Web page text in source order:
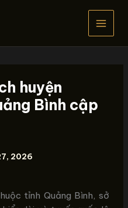
huyện
Bình cập
2026
tỉnh Quảng Bình, sở